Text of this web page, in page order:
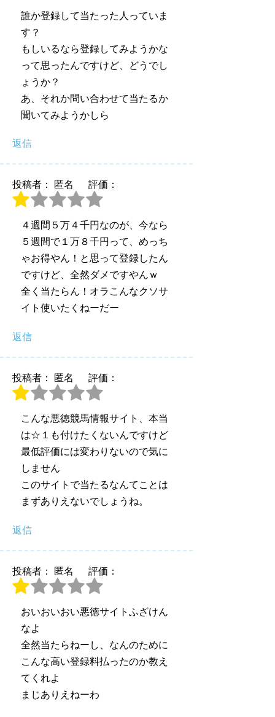
誰か登録して当たった人っていま
す？
もしいるなら登録してみようかな
って思ったんですけど、どうでし
ょうか？
あ、それか問い合わせて当たるか
聞いてみようかしら
返信
投稿者： 匿名 評価：
４週間５万４千円なのが、今なら
５週間で１万８千円って、めっち
ゃお得やん！と思って登録したん
ですけど、全然ダメですやんｗ
全く当たらん！オラこんなクソサ
イト使いたくねーだー
返信
投稿者： 匿名 評価：
こんな悪徳競馬情報サイト、本当
は☆１も付けたくないんですけど
最低評価には変わりないので気に
しません
このサイトで当たるなんてことは
まずありえないでしょうね。
返信
投稿者： 匿名 評価：
おいおいおい悪徳サイトふざけん
なよ
全然当たらねーし、なんのために
こんな高い登録料払ったのか教え
てくれよ
まじありえねーわ